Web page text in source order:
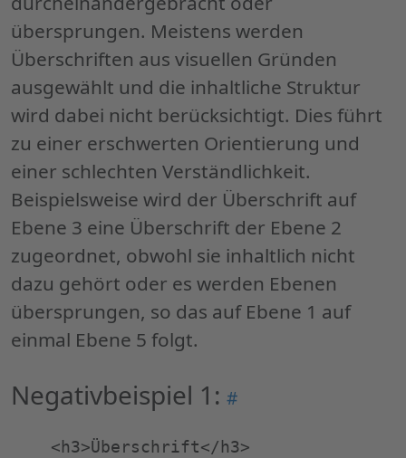
übersprungen. Meistens werden
Überschriften aus visuellen Gründen
ausgewählt und die inhaltliche Struktur
wird dabei nicht berücksichtigt. Dies führt
zu einer erschwerten Orientierung und
einer schlechten Verständlichkeit.
Beispielsweise wird der Überschrift auf
Ebene 3 eine Überschrift der Ebene 2
zugeordnet, obwohl sie inhaltlich nicht
dazu gehört oder es werden Ebenen
übersprungen, so das auf Ebene 1 auf
einmal Ebene 5 folgt.
Negativbeispiel 1: Permalink
1:"
#
    <h3>Überschrift</h3>